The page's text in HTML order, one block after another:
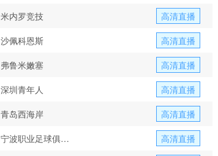
米内罗竞技
高清直播
沙佩科恩斯
高清直播
弗鲁米嫩塞
高清直播
深圳青年人
高清直播
青岛西海岸
高清直播
宁波职业足球俱乐
高清直播